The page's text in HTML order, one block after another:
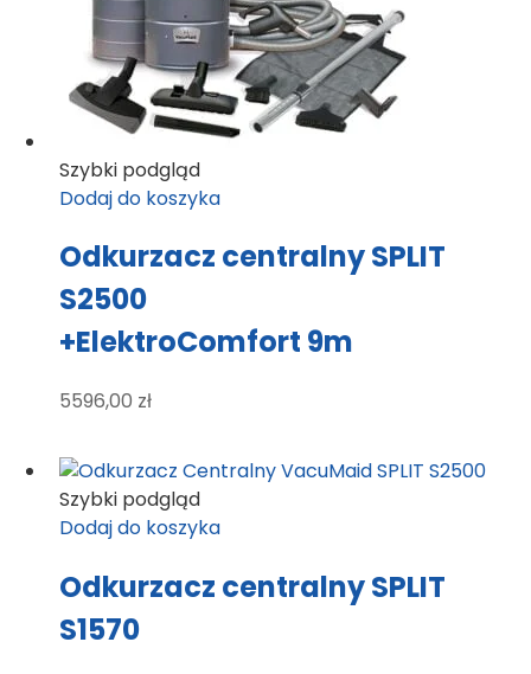
Szybki podgląd
Dodaj do koszyka
Odkurzacz centralny SPLIT
S2500
+ElektroComfort 9m
5596,00 zł
Szybki podgląd
Dodaj do koszyka
Odkurzacz centralny SPLIT
S1570